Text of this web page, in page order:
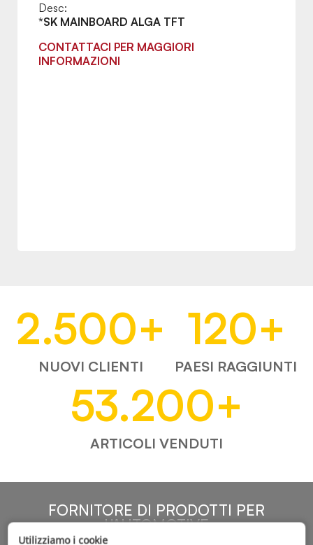
Desc:
*SK MAINBOARD ALGA TFT
CONTATTACI PER MAGGIORI
INFORMAZIONI
2.500+
NUOVI CLIENTI
120+
PAESI RAGGIUNTI
53.200+
ARTICOLI VENDUTI
FORNITORE DI PRODOTTI PER
L'AUTOMOTIVE
Utilizziamo i cookie